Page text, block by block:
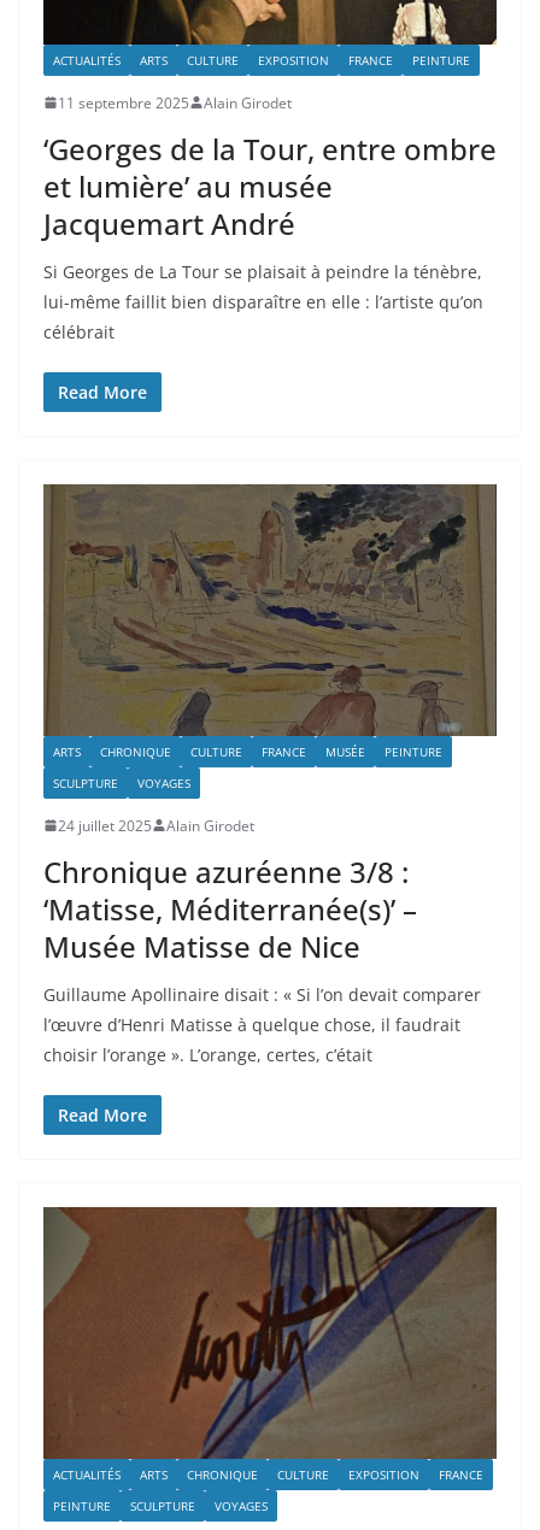
ACTUALITÉS ARTS CULTURE EXPOSITION FRANCE PEINTURE
11 septembre 2025 Alain Girodet
‘Georges de la Tour, entre ombre
et lumière’ au musée
Jacquemart André
Si Georges de La Tour se plaisait à peindre la ténèbre,
lui-même faillit bien disparaître en elle : l’artiste qu’on
célébrait
Read More
ARTS CHRONIQUE CULTURE FRANCE MUSÉE
PEINTURE
SCULPTURE
VOYAGES
24 juillet 2025 Alain Girodet
Chronique azuréenne 3/8 :
‘Matisse, Méditerranée(s)’ –
Musée Matisse de Nice
Guillaume Apollinaire disait : « Si l’on devait comparer
l’œuvre d’Henri Matisse à quelque chose, il faudrait
choisir l’orange ». L’orange, certes, c’était
Read More
ACTUALITÉS ARTS CHRONIQUE CULTURE EXPOSITION
FRANCE
PEINTURE
SCULPTURE VOYAGES